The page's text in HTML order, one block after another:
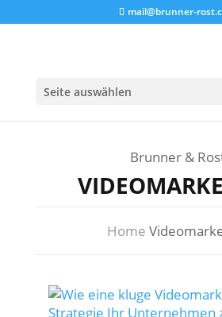
mail@brunner-
Seite auswählen
Brunner &
Home